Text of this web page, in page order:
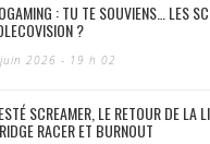
: TU TE SOUVIENS… LES
?
2026 - 19 h 02
SCREAMER, LE RETOUR DE LA
RACER ET BURNOUT